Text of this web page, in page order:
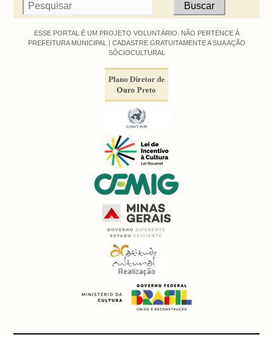
ESSE PORTAL É UM PROJETO VOLUNTÁRIO. NÃO PERTENCE À
PREFEITURA MUNICIPAL | CADASTRE GRATUITAMENTE A SUA AÇÃO
SÓCIOCULTURAL